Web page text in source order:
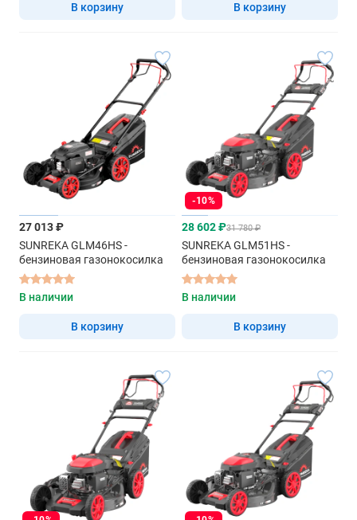
В корзину В корзину
27 013 ₽
SUNREKA GLM46HS -
бензиновая газонокосилка
В наличии
В корзину
-10%
28 602 ₽31 780 ₽
SUNREKA GLM51HS -
бензиновая газонокосилка
В наличии
В корзину